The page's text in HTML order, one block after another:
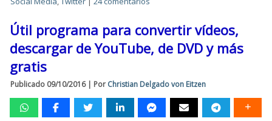
Útil programa para convertir vídeos,
descargar de YouTube, de DVD y más
gratis
Publicado 09/10/2016| Por Christian Delgado von Eitzen